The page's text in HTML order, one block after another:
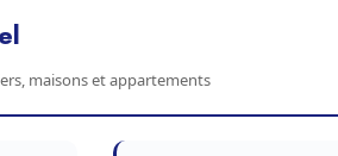
maisons et appartements